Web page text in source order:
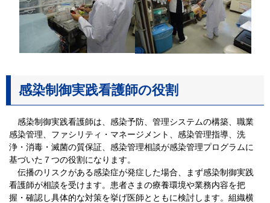
感染制御実践看護師の役割
感染制御実践看護師は、感染予防、管理システムの構築、職業
感染管理、ファシリティ・マネージメント、感染管理指導、洗
浄・消毒・滅菌の質保証、感染管理相談が感染管理プログラムに
基づいた７つの役割になります。
伝播のリスクがある感染症が発症した場合、まず感染制御実践
看護師が相談を受けます。患者さまの療養環境や業務内容を把
握・確認し具体的な対策を挙げ医師とともに検討します。組織横